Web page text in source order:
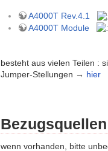
A4000T Rev.4.1
A4000T Module
besteht aus vielen Teilen :
Jumper-Stellungen → hier
Bezugsquellen
wenn vorhanden, bitte